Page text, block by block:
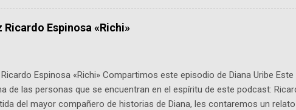
tienen 24 horas para idear startups basadas en tecnologías
con un evento gratuito el 30 de enero a las 10:00 a. m. en el Planetario
Ricardo Espinosa «Richi»
Espinosa «Richi» Compartimos este episodio de Diana Uribe
de las personas que se encuentran en el espíritu de este podcast:
del mayor compañero de historias de Diana, les contaremos un relato